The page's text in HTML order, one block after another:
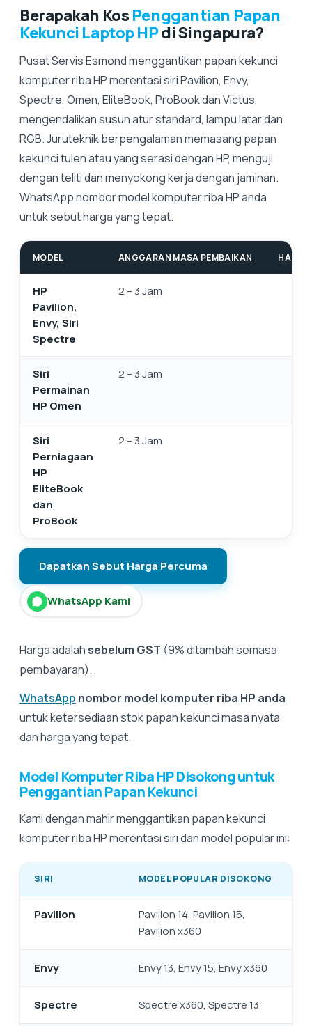
Berapakah Kos Penggantian Papan
Kekunci Laptop HPdi Singapura?
Pusat Servis Esmond menggantikan papan kekunci
komputer riba HP merentasi siri Pavilion, Envy,
Spectre, Omen, EliteBook, ProBook dan Victus,
mengendalikan susun atur standard, lampu latar dan
RGB. Juruteknik berpengalaman memasang papan
kekunci tulen atau yang serasi dengan HP, menguji
dengan teliti dan menyokong kerja dengan jaminan.
WhatsApp nombor model komputer riba HP anda
untuk sebut harga yang tepat.
MODEL ANGGARAN MASA PEMBAIKAN
HP
Pavilion,
Envy, Siri
Spectre
2 – 3 Jam
Siri
Permainan
HP Omen
2 – 3 Jam
Siri
Perniagaan
HP
EliteBook
dan
ProBook
2 – 3 Jam
Dapatkan Sebut Harga Percuma
WhatsApp Kami
Harga adalah sebelum GST (9% ditambah semasa
pembayaran).
WhatsApp nombor model komputer riba HP anda
untuk ketersediaan stok papan kekunci masa nyata
dan harga yang tepat.
Model Komputer Riba HP Disokong untuk
Penggantian Papan Kekunci
Kami dengan mahir menggantikan papan kekunci
komputer riba HP merentasi siri dan model popular ini:
SIRI MODEL POPULAR DISOKONG
Pavilion
Pavilion 14, Pavilion 15,
Pavilion x360
Envy Envy 13, Envy 15, Envy x360
Spectre Spectre x360, Spectre 13